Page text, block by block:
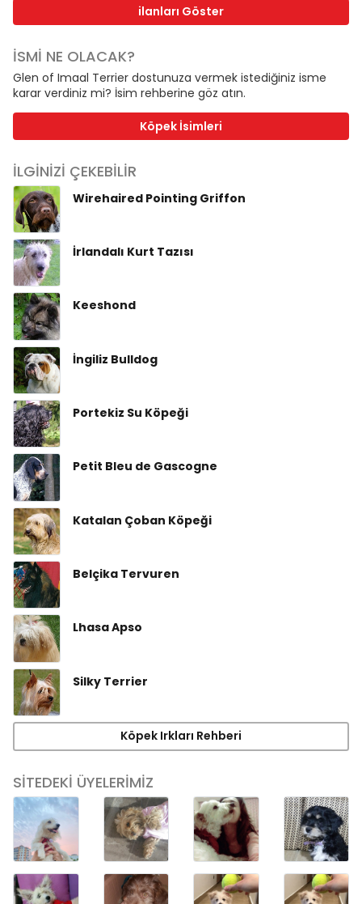
ilanları Göster
İSMİ NE OLACAK?
Glen of Imaal Terrier dostunuza vermek istediğiniz isme
karar verdiniz mi? İsim rehberine göz atın.
Köpek İsimleri
İLGİNİZİ ÇEKEBİLİR
Wirehaired Pointing Griffon
İrlandalı Kurt Tazısı
Keeshond
İngiliz Bulldog
Portekiz Su Köpeği
Petit Bleu de Gascogne
Katalan Çoban Köpeği
Belçika Tervuren
Lhasa Apso
Silky Terrier
Köpek Irkları Rehberi
SİTEDEKİ ÜYELERİMİZ